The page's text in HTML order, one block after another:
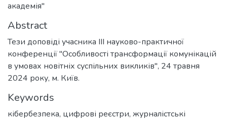
академія"
Abstract
Тези доповіді учасника III науково-практичної
конференції "Особливості трансформації комунікацій
в умовах новітніх суспільних викликів", 24 травня
2024 року, м. Київ.
Keywords
кібербезпека, цифрові реєстри, журналістські